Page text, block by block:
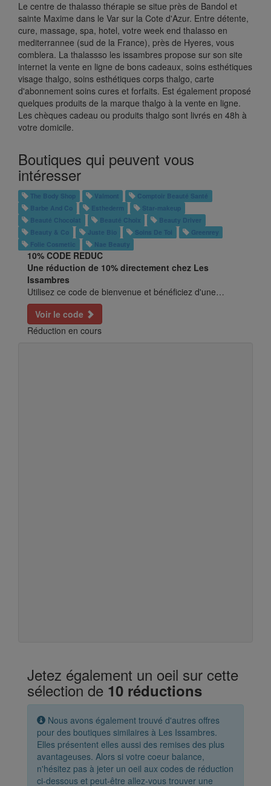
Le centre de thalasso thérapie se situe près de Bandol et
sainte Maxime dans le Var sur la Cote d'Azur. Entre détente,
cure, massage, spa, hotel, votre week end thalasso en
mediterrannee (sud de la France), près de Hyeres, vous
comblera. La thalassso les issambres propose sur son site
internet la vente en ligne de bons cadeaux, soins esthétiques
visage thalgo, soins esthétiques corps thalgo, carte
d'abonnement soins cures et forfaits. Est également proposé
quelques produits de la marque thalgo à la vente en ligne.
Les chèques cadeau ou produits thalgo sont livrés en 48h à
votre domicile.
Boutiques qui peuvent vous
intéresser
The Body Shop Valmont
Comptoir Beauté Santé
Barbe And Co
Esthederm
Star-makeup
Beauté Chocolat
Beauté Choix
Beauty Driver
Beauty & Co
Juste Bio Soins De Toi
Greenrey
Folie Cosmetic
Nae Beauty
10% CODE REDUC
Une réduction de 10% directement chez Les
Issambres
Utilisez ce code de bienvenue et bénéficiez d'une…
Voir le code
Réduction en cours
Jetez également un oeil sur cette
sélection de 10 réductions
Nous avons également trouvé d'autres offres
pour des boutiques similaires à Les Issambres.
Elles présentent elles aussi des remises des plus
avantageuses. Alors si votre coeur balance,
n'hésitez pas à jeter un oeil aux codes de réduction
ci-dessous et peut-être allez-vous trouver une